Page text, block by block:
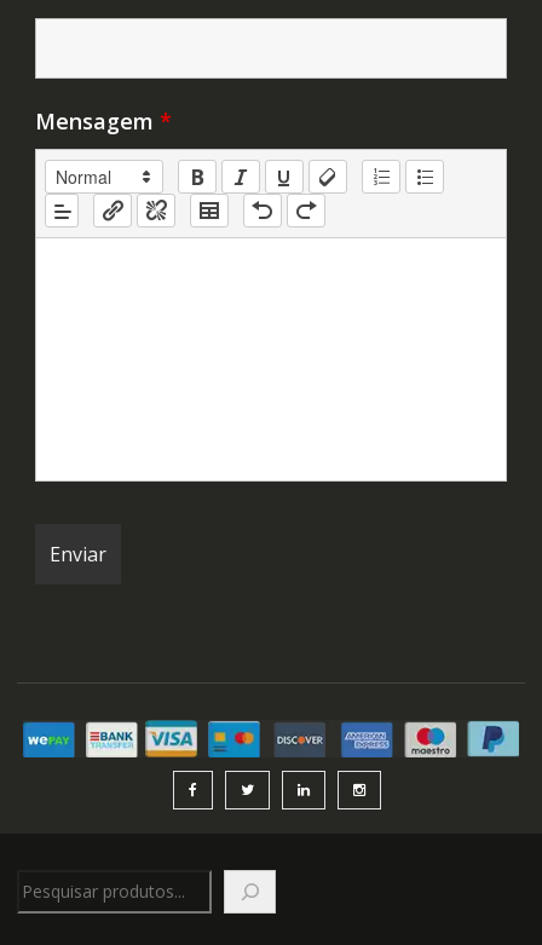
Mensagem *